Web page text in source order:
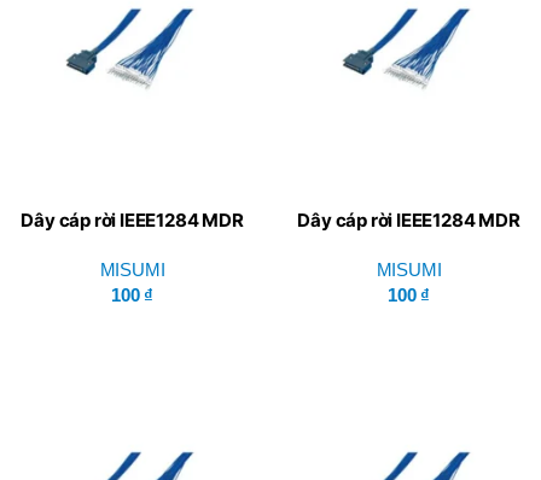
Dây cáp rời IEEE1284 MDR
MISUMI
100 ₫
Dây cáp rời IEEE1284 MDR
MISUMI
100 ₫